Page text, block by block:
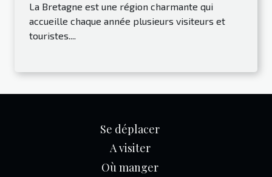
La Bretagne est une région charmante qui
accueille chaque année plusieurs visiteurs et
touristes....
Se déplacer
A visiter
Où manger